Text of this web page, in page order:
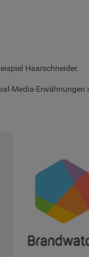
Haarschneider.
Media-Erwähnungen